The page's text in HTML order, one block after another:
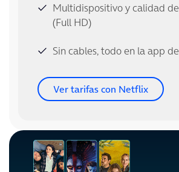
Multidispositivo y calidad
(Full HD)
Sin cables, todo en la app
Ver tarifas con Netflix